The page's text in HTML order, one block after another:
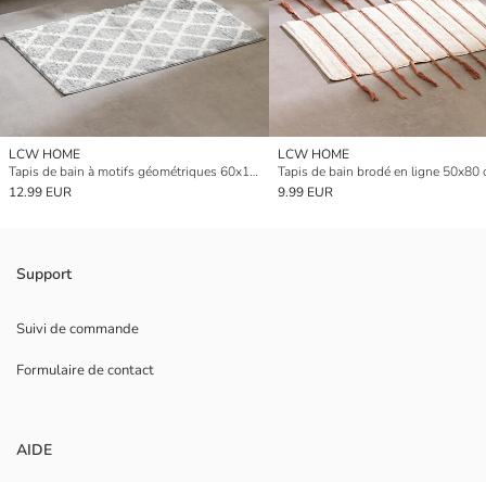
LCW HOME
Tapis de bain à motifs géométriques 60x100 cm
12.99 EUR
LCW HOME
Tapis de bain brodé en ligne 50x80
9.99 EUR
Support
Suivi de commande
Formulaire de contact
AIDE